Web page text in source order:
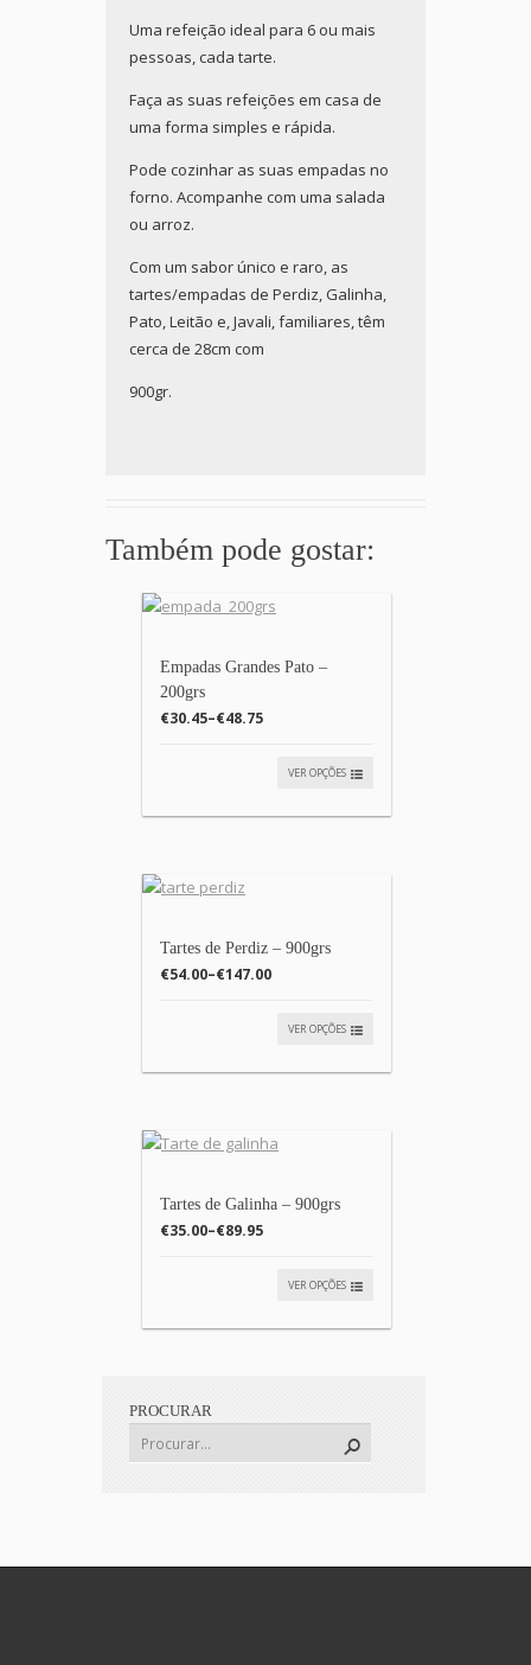
Uma refeição ideal para 6 ou mais
pessoas, cada tarte.
Faça as suas refeições em casa de
uma forma simples e rápida.
Pode cozinhar as suas empadas no
forno. Acompanhe com uma salada
ou arroz.
Com um sabor único e raro, as
tartes/empadas de Perdiz, Galinha,
Pato, Leitão e, Javali, familiares, têm
cerca de 28cm com
900gr.
Também pode gostar:
Empadas Grandes Pato –
200grs
€30.45–€48.75
VER OPÇÕES
Tartes de Perdiz – 900grs
€54.00–€147.00
VER OPÇÕES
Tartes de Galinha – 900grs
€35.00–€89.95
VER OPÇÕES
PROCURAR